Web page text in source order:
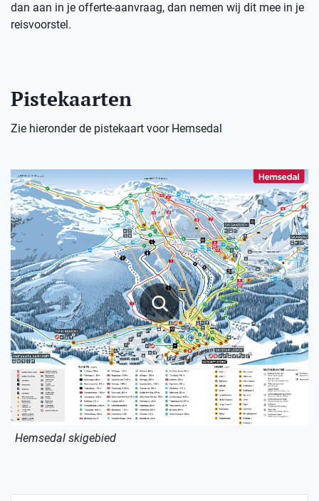
dan aan in je offerte-aanvraag, dan nemen wij dit mee in je
reisvoorstel.
Pistekaarten
Zie hieronder de pistekaart voor Hemsedal
Hemsedal skigebied